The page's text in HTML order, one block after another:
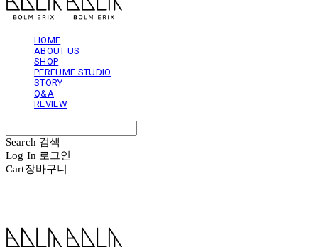
HOME
ABOUT US
SHOP
PERFUME STUDIO
STORY
Q&A
REVIEW
Search 검색
Log In 로그인
Cart장바구니